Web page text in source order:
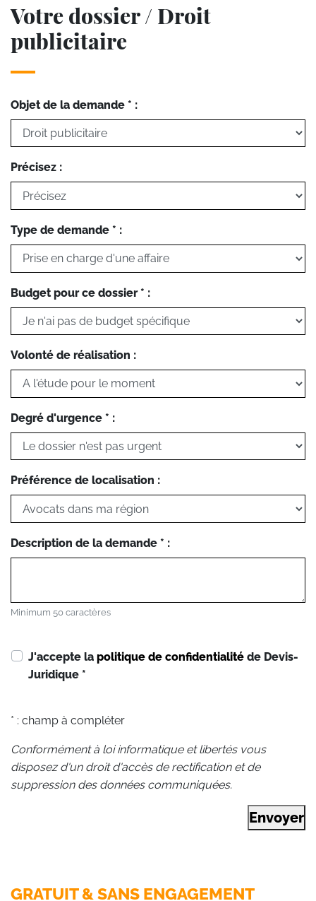
Votre dossier / Droit
publicitaire
Objet de la demande * :
Précisez :
Type de demande * :
Budget pour ce dossier * :
Volonté de réalisation :
Degré d'urgence * :
Préférence de localisation :
Description de la demande * :
Minimum 50 caractères
J'accepte la politique de confidentialité de Devis-
Juridique *
* : champ à compléter
Conformément à loi informatique et libertés vous
disposez d'un droit d'accès de rectification et de
suppression des données communiquées.
Envoyer
GRATUIT & SANS ENGAGEMENT